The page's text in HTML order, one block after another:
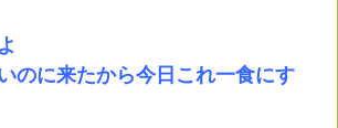
のに来たから今日これ一食にす